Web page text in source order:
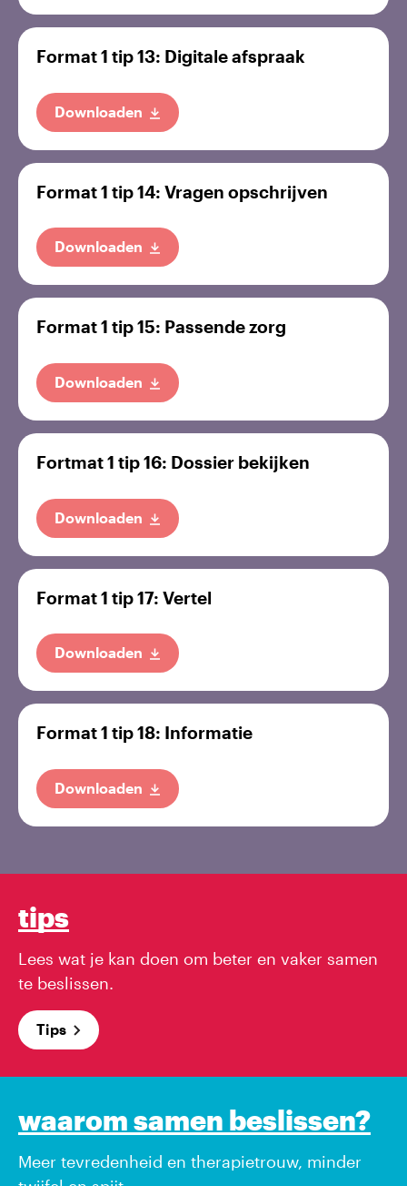
Format 1 tip 13: Digitale afspraak
Downloaden
Format 1 tip 14: Vragen opschrijven
Downloaden
Format 1 tip 15: Passende zorg
Downloaden
Fortmat 1 tip 16: Dossier bekijken
Downloaden
Format 1 tip 17: Vertel
Downloaden
Format 1 tip 18: Informatie
Downloaden
tips
Lees wat je kan doen om beter en vaker samen
te beslissen.
Tips
waarom samen beslissen?
Meer tevredenheid en therapietrouw, minder